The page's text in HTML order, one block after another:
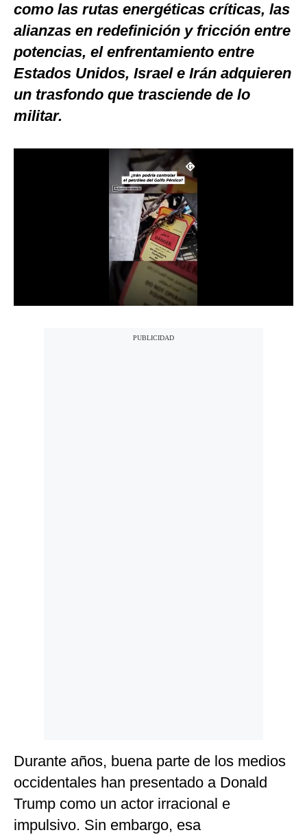
Videos
Fotogalerías
gestion.pe
¿quiénes
como las rutas energéticas críticas, las
alianzas en redefinición y fricción entre
potencias, el enfrentamiento entre
Estados Unidos, Israel e Irán adquieren
un trasfondo que trasciende de lo
militar.
Durante años, buena parte de los medios
occidentales han presentado a Donald
Trump como un actor irracional e
impulsivo. Sin embargo, esa